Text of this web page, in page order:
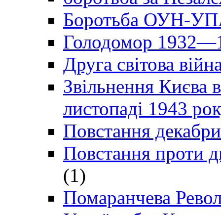
Боротьба ОУН-УПА
Голодомор
Друга світова
Звільнення Києва
листопаді 1943
Повстання
Повстання проти
(1)
Помаранчева